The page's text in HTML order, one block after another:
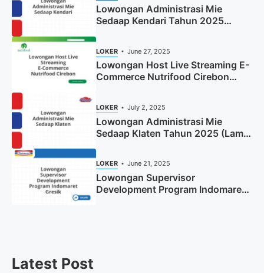
Lowongan Administrasi Mie
Sedaap Kendari Tahun 2025
LOKER June 27, 2025
Lowongan Host Live Streaming E-
Commerce Nutrifood Cirebon
LOKER July 2, 2025
Lowongan Administrasi Mie
Sedaap Klaten Tahun 2025 (Lamar
LOKER June 21, 2025
Lowongan Supervisor
Development Program Indomaret
Latest Post